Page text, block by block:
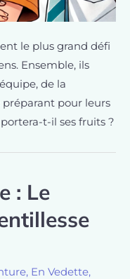
le plus grand défi
Ensemble, ils
de la
préparant pour leurs
t-il ses fruits ?
: Le
, En Vedette,